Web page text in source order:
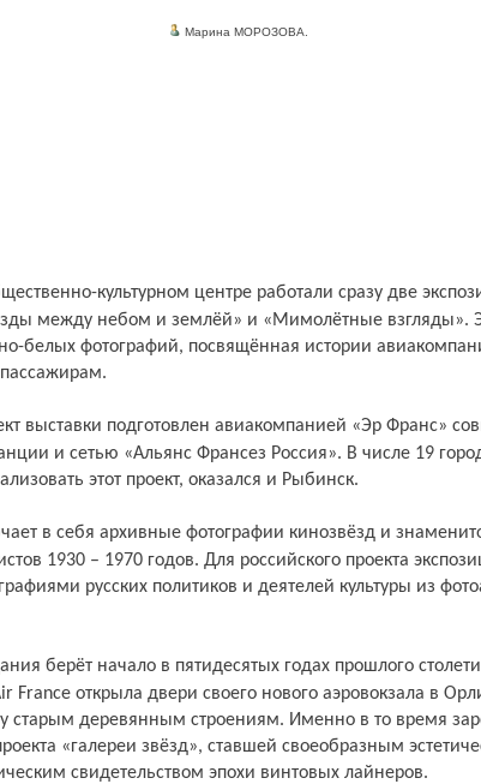
Марина МОРОЗОВА.
между небом и землёй» и «Мимолётные взгляды».
белых фотографий, посвящённая истории
и сетью «Альянс Франсез Россия». В числе 19
этот проект, оказался и Рыбинск.
1930 – 1970 годов. Для российского проекта
русских политиков и деятелей культуры из
France открыла двери своего нового аэровокзала в
старым деревянным строениям. Именно в то время
«галереи звёзд», ставшей своеобразным
свидетельством эпохи винтовых лайнеров.